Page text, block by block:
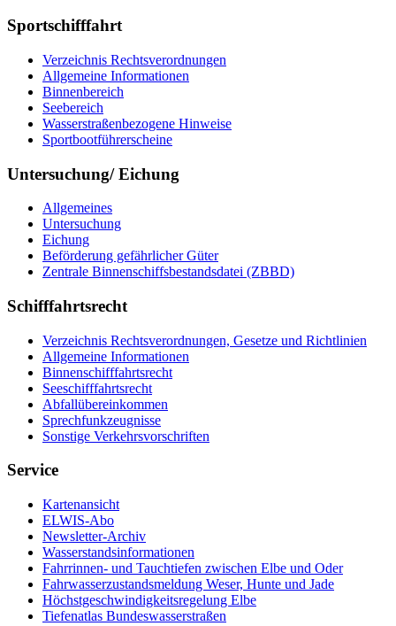
Sportschifffahrt
Verzeichnis Rechtsverordnungen
Allgemeine Informationen
Binnenbereich
Seebereich
Wasserstraßenbezogene Hinweise
Sportbootführerscheine
Untersuchung/ Eichung
Allgemeines
Untersuchung
Eichung
Beförderung gefährlicher Güter
Zentrale Binnenschiffsbestandsdatei (ZBBD)
Schifffahrtsrecht
Verzeichnis Rechtsverordnungen, Gesetze und Richtlinien
Allgemeine Informationen
Binnenschifffahrtsrecht
Seeschifffahrtsrecht
Abfallübereinkommen
Sprechfunkzeugnisse
Sonstige Verkehrsvorschriften
Service
Kartenansicht
ELWIS-Abo
Newsletter-Archiv
Wasserstandsinformationen
Fahrrinnen- und Tauchtiefen zwischen Elbe und Oder
Fahrwasserzustandsmeldung Weser, Hunte und Jade
Höchstgeschwindigkeitsregelung Elbe
Tiefenatlas Bundeswasserstraßen